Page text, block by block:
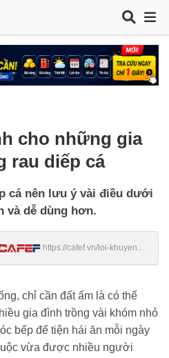
cho những gia
rau diếp cá
cá nên lưu ý vài điều dưới
và dễ dùng hơn.
https://cafef.vn/loi-khuyen-
chỉ cần đất ẩm là có thể
gia đình trồng vài khóm nhỏ
bếp để tiện hái ăn mỗi ngày
vừa được nhiều người